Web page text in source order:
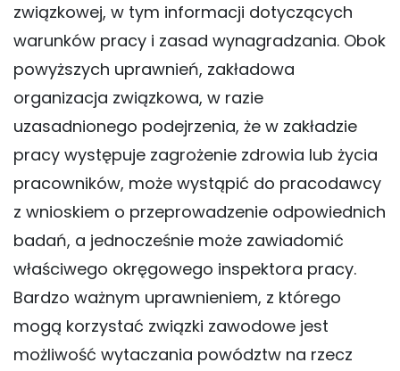
związkowej, w tym informacji dotyczących
warunków pracy i zasad wynagradzania. Obok
powyższych uprawnień, zakładowa
organizacja związkowa, w razie
uzasadnionego podejrzenia, że w zakładzie
pracy występuje zagrożenie zdrowia lub życia
pracowników, może wystąpić do pracodawcy
z wnioskiem o przeprowadzenie odpowiednich
badań, a jednocześnie może zawiadomić
właściwego okręgowego inspektora pracy.
Bardzo ważnym uprawnieniem, z którego
mogą korzystać związki zawodowe jest
możliwość wytaczania powództw na rzecz